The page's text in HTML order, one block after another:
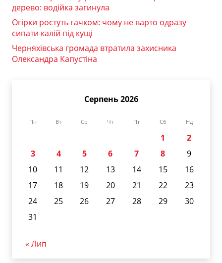
дерево: водійка загинула
Огірки ростуть гачком: чому не варто одразу
сипати калій під кущі
Черняхівська громада втратила захисника
Олександра Капустіна
Серпень 2026
Пн Вт Ср Чт Пт Сб Нд
1
2
3
4 5 6 7 8
9
10
11 12 13 14 15
16
17
18 19 20 21 22
23
24
25 26 27 28 29
30
31
« Лип